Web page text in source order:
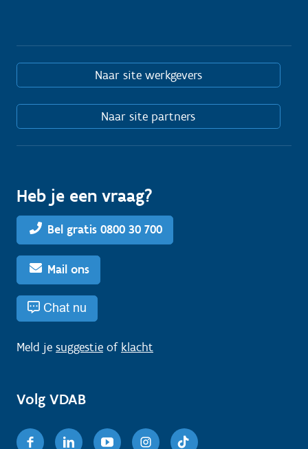
Naar site werkgevers
Naar site partners
Heb je een vraag?
Bel gratis 0800 30 700
Mail ons
Chat nu
Meld je suggestie of klacht
Volg VDAB
FacebookLinkedinYoutubeInstagram